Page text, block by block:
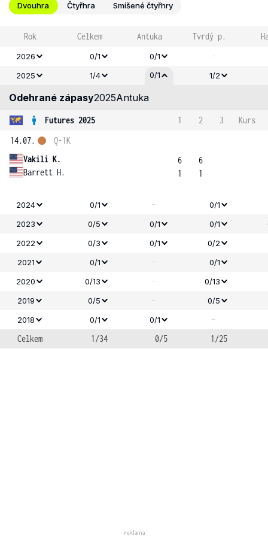
Dvouhra Čtyřhra Smíšené čtyřhry
Rok Celkem Antuka Tvrdý p.
2026 0/1 0/1 -
2025 1/4 0/1 1/2
Odehrané zápasy2025Antuka
Futures 2025 1 2 3
Kurs
14.07.
Vakili K.
Barrett H.
Q-1K
6
1
6
1
2024 0/1 -
0/1
2023
0/5 0/1 0/1
2022
0/3 0/1
0/2
2021
0/1 -
0/1
2020
0/13 -
0/13
2019
0/5 -
0/5
2018
0/1 0/1
-
Celkem
1/34 0/5 1/25